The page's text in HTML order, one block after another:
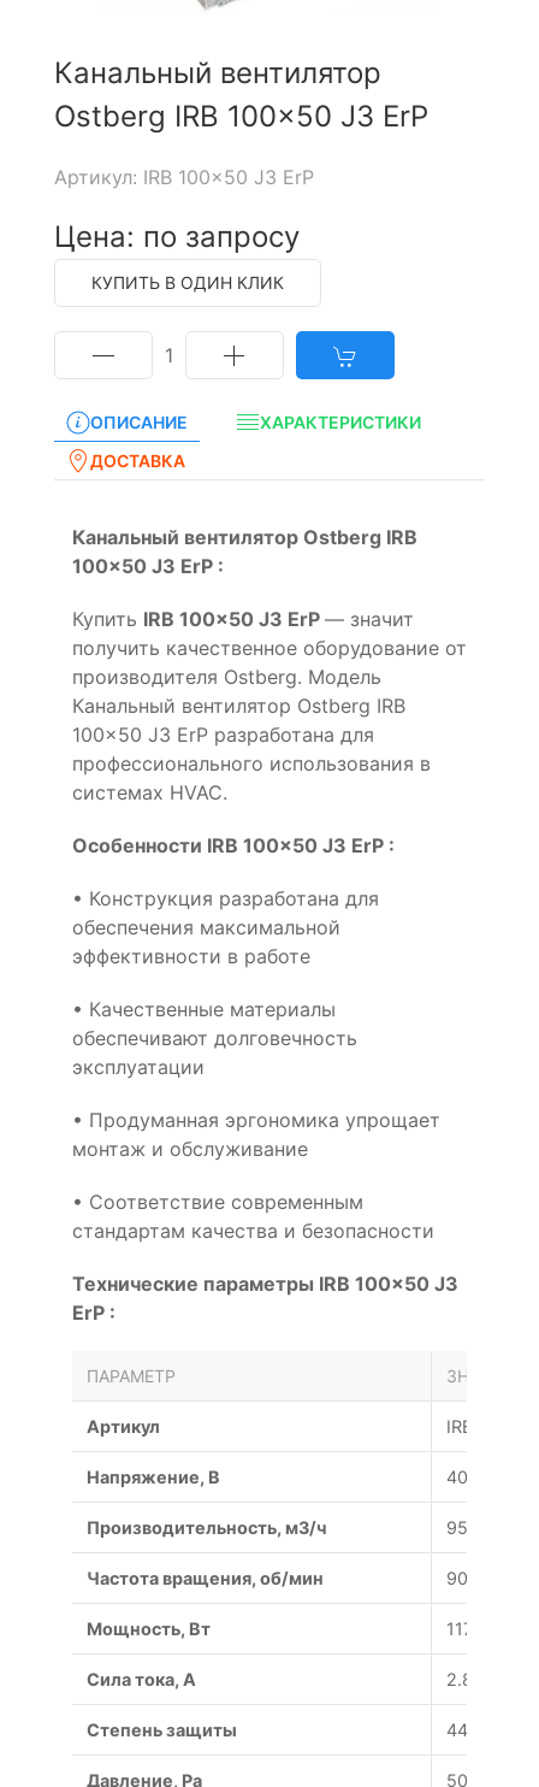
Канальный вентилятор
Ostberg IRB 100x50 J3 ErP
Артикул: IRB 100x50 J3 ErP
Цена: по запросу
КУПИТЬ В ОДИН КЛИК
1
ОПИСАНИЕ
ХАРАКТЕРИСТИКИ
ДОСТАВКА
Канальный вентилятор Ostberg IRB
100x50 J3 ErP :
Купить IRB 100x50 J3 ErP — значит
получить качественное оборудование от
производителя Ostberg. Модель
Канальный вентилятор Ostberg IRB
100x50 J3 ErP разработана для
профессионального использования в
системах HVAC.
Особенности IRB 100x50 J3 ErP :
• Конструкция разработана для
обеспечения максимальной
эффективности в работе
• Качественные материалы
обеспечивают долговечность
эксплуатации
• Продуманная эргономика упрощает
монтаж и обслуживание
• Соответствие современным
стандартам качества и безопасности
Технические параметры IRB 100x50 J3
ErP :
ПАРАМЕТР ЗНАЧЕНИЕ
Артикул IRB
Напряжение, В 400/50
Производительность, м3/ч 9507
Частота вращения, об/мин 900
Мощность, Вт 1170
Сила тока, A 2.89
Степень защиты 44/54
Давление, Pa 506